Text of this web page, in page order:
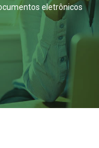
eletrônicos